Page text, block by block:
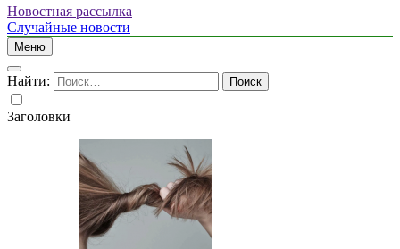
Новостная рассылка
Случайные новости
Меню
Найти:
Заголовки